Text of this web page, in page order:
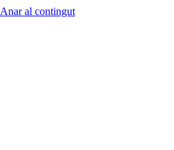
Anar al contingut